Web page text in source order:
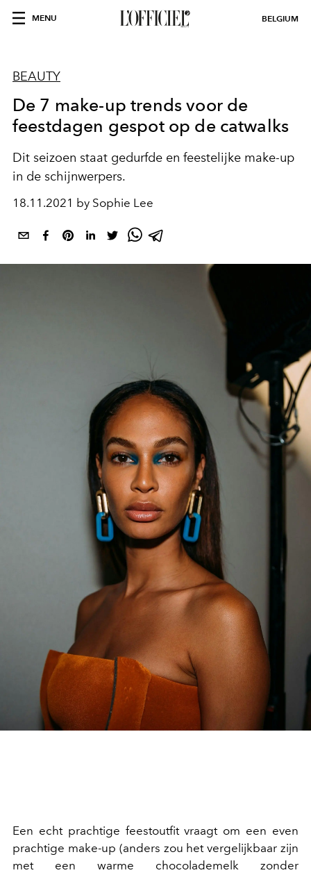
MENU BELGIUM
BEAUTY
De 7 make-up trends voor de
feestdagen gespot op de catwalks
Dit seizoen staat gedurfde en feestelijke make-up
in de schijnwerpers.
18.11.2021 by Sophie Lee
Een echt prachtige feestoutfit vraagt om een even
prachtige make-up (anders zou het vergelijkbaar zijn
met een warme chocolademelk zonder